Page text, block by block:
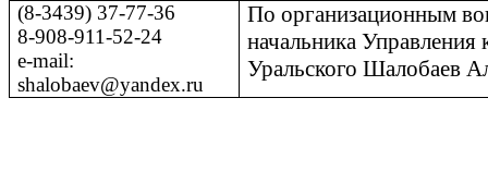
(8-3439) 37-77-36
8-908-911-52-24
е-mail:
shalobaev@yandex.ru
По организационным
начальника Управления
Уральского Шалобаев